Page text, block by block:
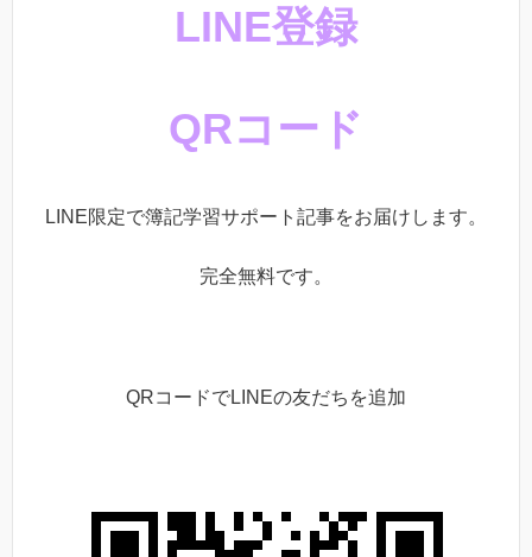
LINE登録
QRコード
LINE限定で簿記学習サポート記事をお届けします。
完全無料です。
QRコードでLINEの友だちを追加